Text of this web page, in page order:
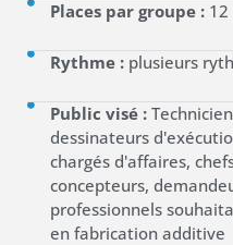
Places par groupe : 12
Rythme : plusieurs
Public visé :
dessinateurs
chargés d'affaires,
concepteurs,
professionnels
en fabrication additive